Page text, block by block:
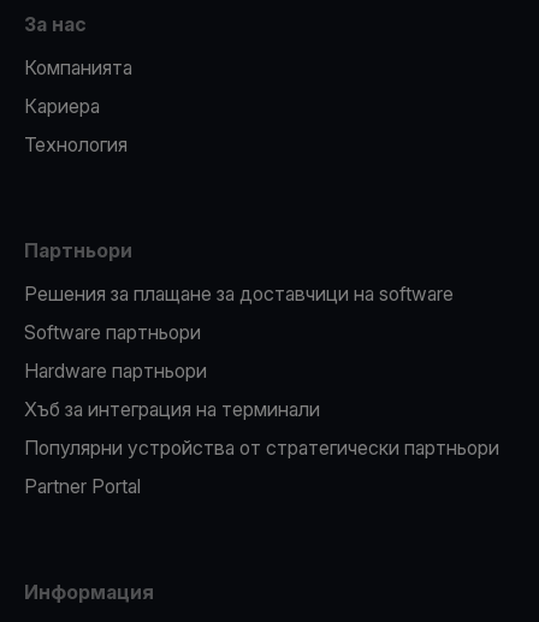
За нас
Компанията
Кариера
Технология
Партньори
Решения за плащане за доставчици на software
Software партньори
Hardware партньори
Хъб за интеграция на терминали
Популярни устройства от стратегически партньори
Partner Portal
Информация